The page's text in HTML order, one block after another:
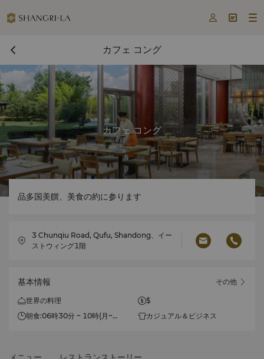
  
カフェ コング
カフェ コング
品多国美饌、美食の約に参ります
3 Chunqiu Road, Qufu, Shandong、イー
ストウィング1階
基本情報 その他
世界の料理
$
朝食:06時30分 ~ 10時(月~
カジュアル＆ビジネス